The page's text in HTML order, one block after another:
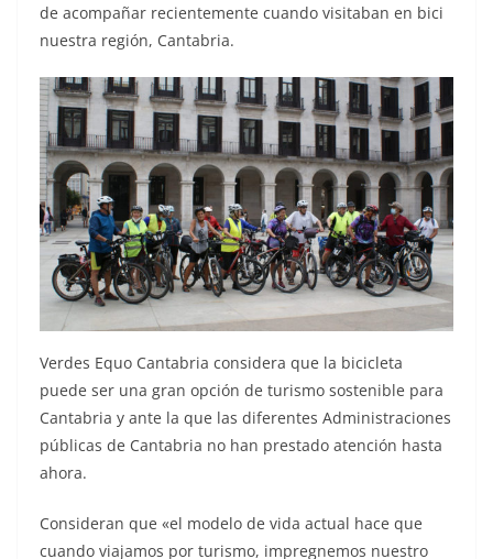
de acompañar recientemente cuando visitaban en bici
nuestra región, Cantabria.
Verdes Equo Cantabria considera que la bicicleta
puede ser una gran opción de turismo sostenible para
Cantabria y ante la que las diferentes Administraciones
públicas de Cantabria no han prestado atención hasta
ahora.
Consideran que «el modelo de vida actual hace que
cuando viajamos por turismo, impregnemos nuestro